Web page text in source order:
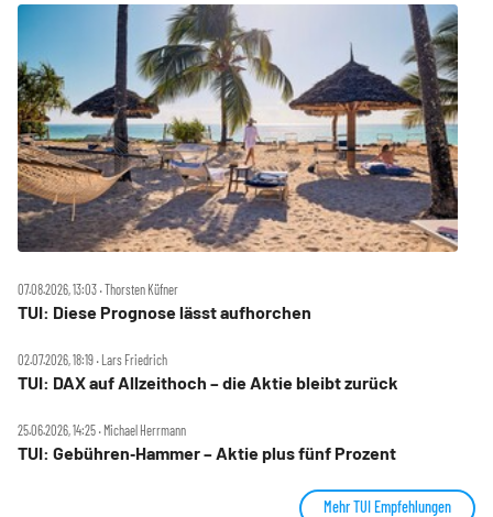
07.08.2026, 13:03 ‧ Thorsten Küfner
TUI: Diese Prognose lässt aufhorchen
02.07.2026, 18:19 ‧ Lars Friedrich
TUI: DAX auf Allzeithoch – die Aktie bleibt zurück
25.06.2026, 14:25 ‧ Michael Herrmann
TUI: Gebühren‑Hammer – Aktie plus fünf Prozent
Mehr TUI Empfehlungen